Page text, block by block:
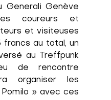
Generali Genève
coureurs et
et visiteuses
francs au total, un
au Treffpunk
de rencontre
organiser les
» avec ces